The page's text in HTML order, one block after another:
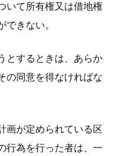
いて所有権又は借地権
きない。
とするときは、あらか
の同意を得なければな
画が定められている区
行為を行った者は、一